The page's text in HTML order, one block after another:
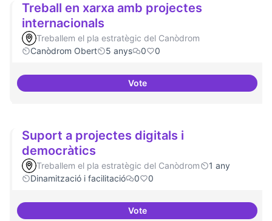
Treball en xarxa amb projectes
internacionals
Treballem el pla estratègic del Canòdrom
Canòdrom Obert
5 anys 0 0
VoteTreball en xarxa amb projectes
Suport a projectes digitals i
democràtics
Treballem el pla estratègic del Canòdrom
1 any
Dinamització i facilitació
0 0
VoteSuport a projectes digitals i